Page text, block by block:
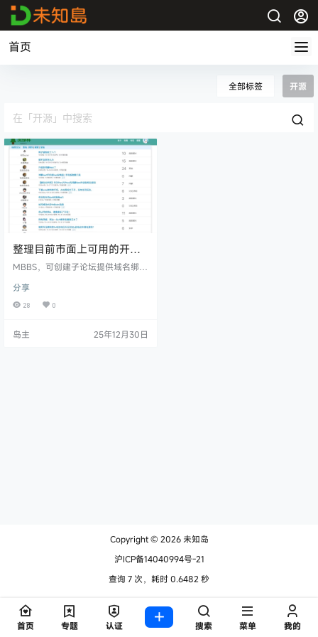
首页
全部标签 开源
整理目前市面上可用的开源
论坛程序
MBBS，可创建子论坛提供域名绑
支持私有化部署。 http://mbbs.cc/
https://github.com/linfaxin/MBBS
https://github.com/casbin/casnod
分享
28 0
岛主 25年12月30日
Copyright © 2026未知岛
沪ICP备14040994号-21
查询 7 次，耗时 0.6482 秒
首页 专题 认证 搜索 菜单 我的